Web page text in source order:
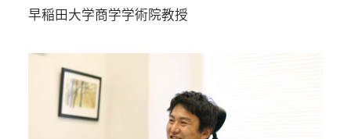
早稲⽥⼤学商学学術院教授